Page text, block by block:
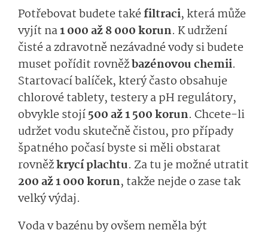
Potřebovat budete takéfiltraci, která může
vyjít na1 000 až 8 000 korun. K udržení
čisté a zdravotně nezávadné vody si budete
muset pořídit rovněžbazénovou chemii.
Startovací balíček, který často obsahuje
chlorové tablety, testery a pH regulátory,
obvykle stojí500 až 1 500 korun. Chcete-li
udržet vodu skutečně čistou, pro případy
špatného počasí byste si měli obstarat
rovněžkrycí plachtu. Za tu je možné utratit
200 až 1 000 korun, takže nejde o zase tak
velký výdaj.
Voda v bazénu by ovšem neměla být